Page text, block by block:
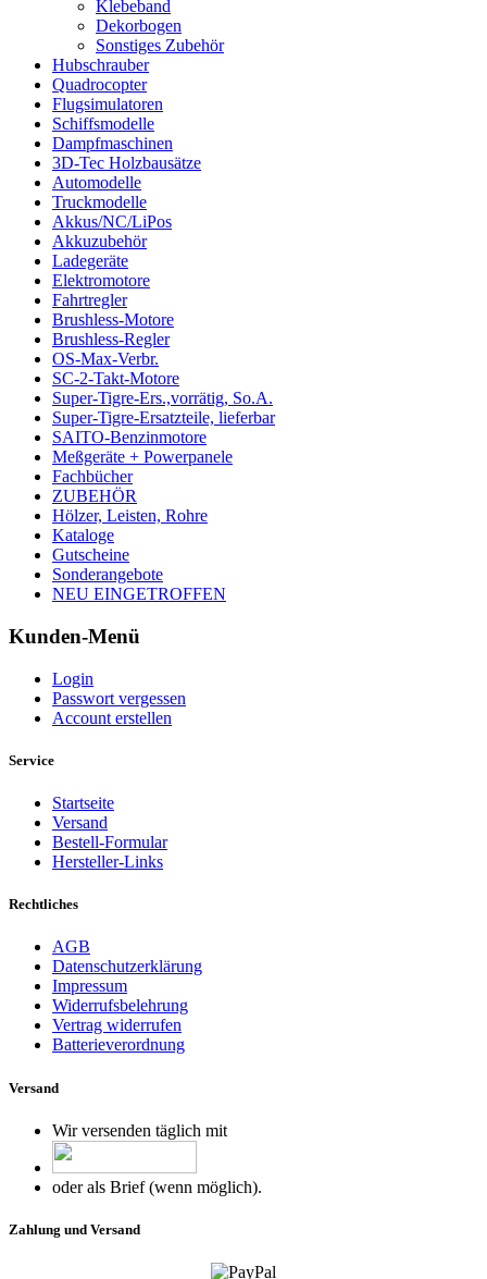
Klebeband
Dekorbogen
Sonstiges Zubehör
Hubschrauber
Quadrocopter
Flugsimulatoren
Schiffsmodelle
Dampfmaschinen
3D-Tec Holzbausätze
Automodelle
Truckmodelle
Akkus/NC/LiPos
Akkuzubehör
Ladegeräte
Elektromotore
Fahrtregler
Brushless-Motore
Brushless-Regler
OS-Max-Verbr.
SC-2-Takt-Motore
Super-Tigre-Ers.,vorrätig, So.A.
Super-Tigre-Ersatzteile, lieferbar
SAITO-Benzinmotore
Meßgeräte + Powerpanele
Fachbücher
ZUBEHÖR
Hölzer, Leisten, Rohre
Kataloge
Gutscheine
Sonderangebote
NEU EINGETROFFEN
Kunden-Menü
Login
Passwort vergessen
Account erstellen
Service
Startseite
Versand
Bestell-Formular
Hersteller-Links
Rechtliches
AGB
Datenschutzerklärung
Impressum
Widerrufsbelehrung
Vertrag widerrufen
Batterieverordnung
Versand
Wir versenden täglich mit
oder als Brief (wenn möglich).
Zahlung und Versand